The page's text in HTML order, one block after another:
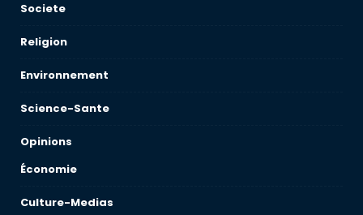
Societe
Religion
Environnement
Science-Sante
Opinions
Économie
Culture-Medias